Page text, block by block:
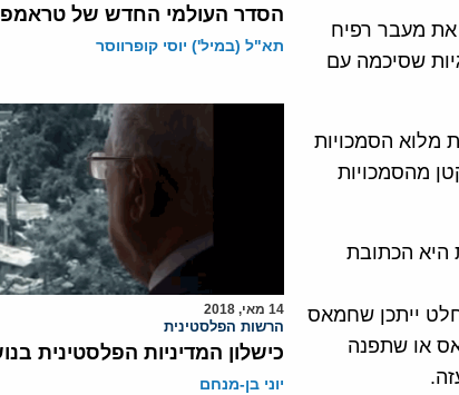
את מעבר רפיח
שסיכמה עם
הסמכויות
מהסמכויות
היא הכתובת
ייתכן שחמאס
או שתפנה
הסדר העולמי החדש של טראמפ
תא"ל (במיל') יוסי קופרווסר
14 מאי, 2018
הרשות הפלסטינית
כישלון המדיניות הפלסטינית
יוני בן-מנחם